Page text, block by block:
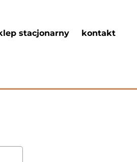
stacjonarny kontakt